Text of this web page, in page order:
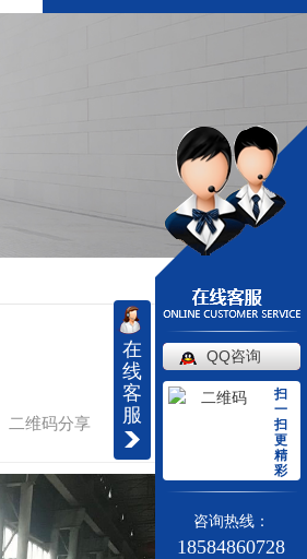
二维码分享
在
线
客
服
QQ咨询
扫
一
扫
更
精
彩
咨询热线：
18584860728